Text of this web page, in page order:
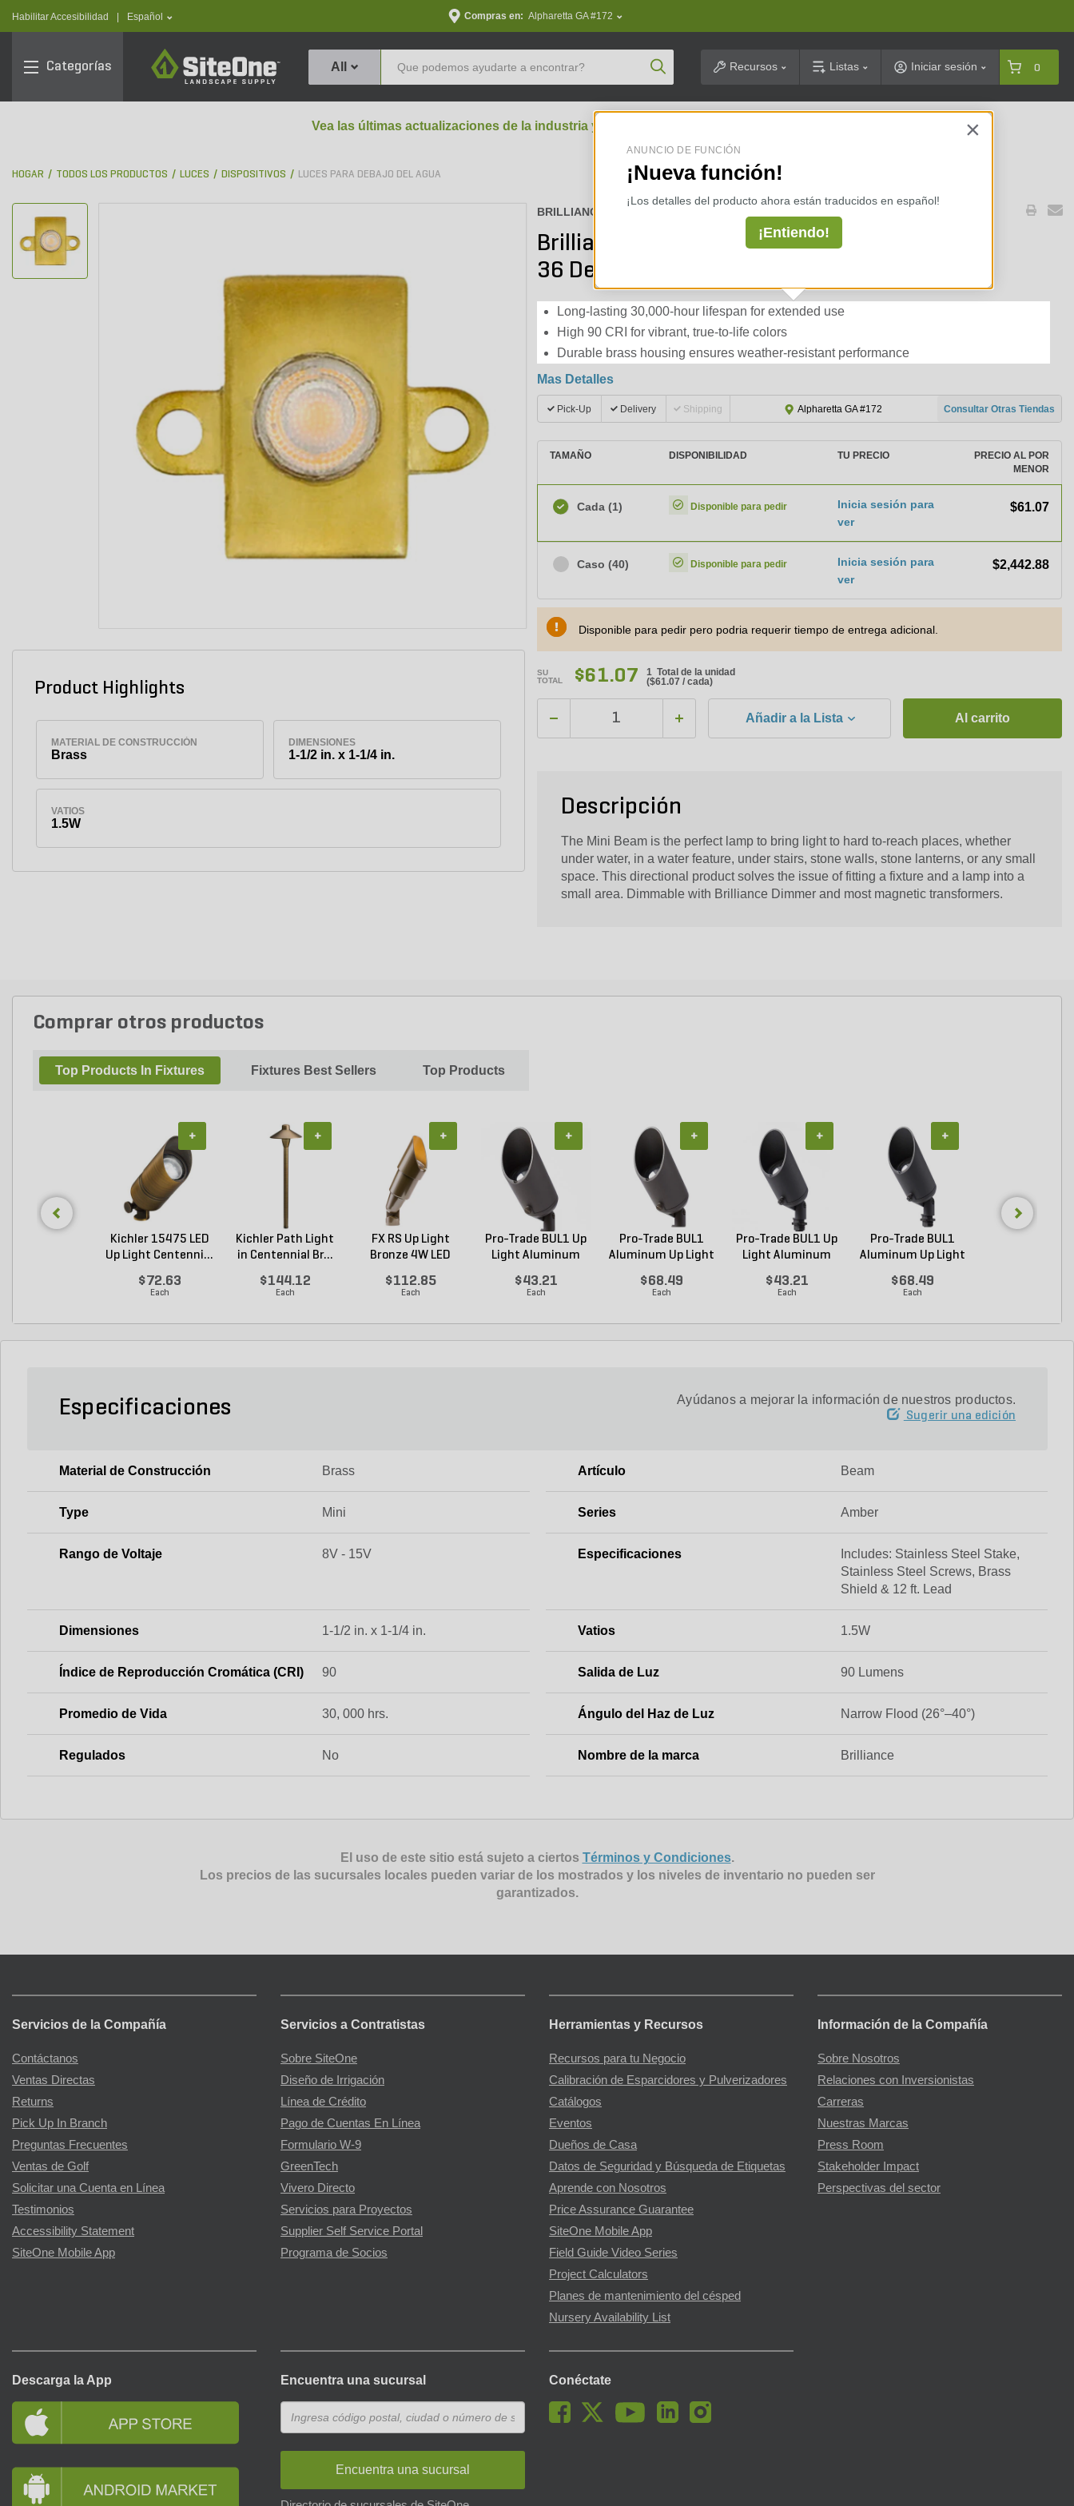
Habilitar Accesibilidad text.language
Español Compras en: Alpharetta GA #172
Categorías
SiteOne
All Product SearchRecursos Listas Iniciar sesión 0
Vea las últimas actualizaciones de la industria y perspectivas arancelarias ⇢
HOGAR TODOS LOS PRODUCTOS LUCES DISPOSITIVOS LUCES PARA DEBAJO DEL AGUA
Product Highlights
MATERIAL DE CONSTRUCCIÓN
Brass
DIMENSIONES
1-1/2 in. x 1-1/4 in.
VATIOS
1.5W
BRILLIANCE :
Brilliance Mini Beam Amber 90 Lumens 1.5W
36 Degree
Long-lasting 30,000-hour lifespan for extended use
High 90 CRI for vibrant, true-to-life colors
Durable brass housing ensures weather-resistant performance
Mas Detalles
Pick-Up Delivery Shipping Alpharetta GA #172 Consultar Otras Tiendas
TAMAÑO DISPONIBILIDAD TU PRECIO
PRECIO AL POR
MENOR
Cada (1) Disponible para pedir
Inicia sesión para
ver
$61.07
Caso (40) Disponible para pedir
Inicia sesión para
ver
$2,442.88
Disponible para pedir pero podria requerir tiempo de entrega adicional.
SU
TOTAL
$61.07
1 Total de la unidad
($61.07 / cada)
Añadir a la Lista Al carrito
Descripción
The Mini Beam is the perfect lamp to bring light to hard to-reach places, whether
under water, in a water feature, under stairs, stone walls, stone lanterns, or any small
space. This directional product solves the issue of fitting a fixture and a lamp into a
small area. Dimmable with Brilliance Dimmer and most magnetic transformers.
Comprar otros productos
Top Products In Fixtures Fixtures Best Sellers Top Products
Kichler 15475 LED
Up Light Centenni...
$72.63
Each
+
Kichler Path Light
in Centennial Br...
$144.12
Each
+
FX RS Up Light
Bronze 4W LED
$112.85
Each
+
Pro-Trade BUL1 Up
Light Aluminum
$43.21
Each
+
Pro-Trade BUL1
Aluminum Up Light
$68.49
Each
+
Pro-Trade BUL1 Up
Light Aluminum
$43.21
Each
+
Pro-Trade BUL1
Aluminum Up Light
$68.49
Each
+
Especificaciones Ayúdanos a mejorar la información de nuestros productos.
Sugerir una edición
Material de Construcción Brass Artículo Beam
Type Mini Series Amber
Rango de Voltaje 8V - 15V Especificaciones
Includes: Stainless Steel Stake,
Stainless Steel Screws, Brass
Shield & 12 ft. Lead
Dimensiones 1-1/2 in. x 1-1/4 in. Vatios 1.5W
Índice de Reproducción Cromática (CRI) 90 Salida de Luz 90 Lumens
Promedio de Vida 30, 000 hrs. Ángulo del Haz de Luz Narrow Flood (26°–40°)
Regulados No Nombre de la marca Brilliance
El uso de este sitio está sujeto a ciertos Términos y Condiciones.
Los precios de las sucursales locales pueden variar de los mostrados y los niveles de inventario no pueden ser
garantizados.
Servicios de la Compañía
Contáctanos
Ventas Directas
Returns
Pick Up In Branch
Preguntas Frecuentes
Ventas de Golf
Solicitar una Cuenta en Línea
Testimonios
Accessibility Statement
SiteOne Mobile App
Servicios a Contratistas
Sobre SiteOne
Diseño de Irrigación
Línea de Crédito
Pago de Cuentas En Línea
Formulario W-9
GreenTech
Vivero Directo
Servicios para Proyectos
Supplier Self Service Portal
Programa de Socios
Herramientas y Recursos
Recursos para tu Negocio
Calibración de Esparcidores y Pulverizadores
Catálogos
Eventos
Dueños de Casa
Datos de Seguridad y Búsqueda de Etiquetas
Aprende con Nosotros
Price Assurance Guarantee
SiteOne Mobile App
Field Guide Video Series
Project Calculators
Planes de mantenimiento del césped
Nursery Availability List
Información de la Compañía
Sobre Nosotros
Relaciones con Inversionistas
Carreras
Nuestras Marcas
Press Room
Stakeholder Impact
Perspectivas del sector
Descarga la App Encuentra una sucursal
Encuentra una sucursal
Conéctate
×
ANUNCIO DE FUNCIÓN
¡Nueva función!
¡Los detalles del producto ahora están traducidos en español!
¡Entiendo!